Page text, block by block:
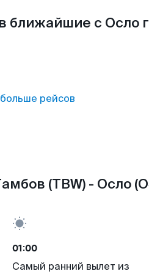
ближайшие с Осло
рейсов
(TBW) - Осло
01:00
Самый ранний вылет из